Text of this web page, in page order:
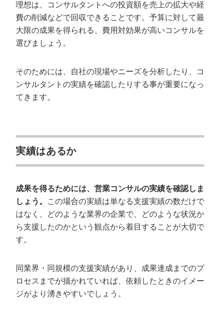
理想は、コンサルタントへの投資額を売上の拡大や経
費の削減などで回収できることです。予算に対して最
大限の成果を得られる、費用対効果が高いコンサルを
選びましょう。
そのためには、自社の現場やニーズを分析したり、コ
ンサルタントの実績を確認したりする事が重要になっ
てきます。
実績はあるか
成果を得るためには、営業コンサルの実績を確認しま
しょう。
この場合の実績は単なる支援実績の数だけで
はなく、どのような業界の企業で、どのような状況か
ら支援したのかという観点から着目することが大切で
す。
同業界・同規模の支援実績があり、成果達成までのプ
ロセスまでが描かれていれば、依頼したときのイメー
ジがより湧きやすいでしょう。